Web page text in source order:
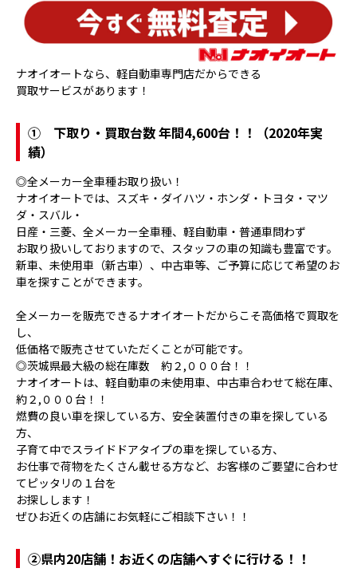
ナオイオートなら、軽自動車専門店だからできる
買取サービスがあります！
① 下取り・買取台数 年間4,600台！！（2020年実
績）
◎全メーカー全車種お取り扱い！
ナオイオートでは、スズキ・ダイハツ・ホンダ・トヨタ・マツ
ダ・スバル・
日産・三菱、全メーカー全車種、軽自動車・普通車問わず
お取り扱いしておりますので、スタッフの車の知識も豊富です。
新車、未使用車（新古車）、中古車等、ご予算に応じて希望のお
車を探すことができます。
全メーカーを販売できるナオイオートだからこそ高価格で買取を
し、
低価格で販売させていただくことが可能です。
◎茨城県最大級の総在庫数 約２,０００台！！
ナオイオートは、軽自動車の未使用車、中古車合わせて総在庫、
約２,０００台！！
燃費の良い車を探している方、安全装置付きの車を探している
方、
子育て中でスライドドアタイプの車を探している方、
お仕事で荷物をたくさん載せる方など、お客様のご要望に合わせ
てピッタリの１台を
お探しします！
ぜひお近くの店舗にお気軽にご相談下さい！！
②県内20店舗！お近くの店舗へすぐに行ける！！